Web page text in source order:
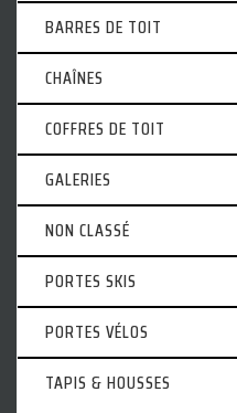
BARRES DE TOIT
CHAÎNES
COFFRES DE TOIT
GALERIES
NON CLASSÉ
PORTES SKIS
PORTES VÉLOS
TAPIS & HOUSSES